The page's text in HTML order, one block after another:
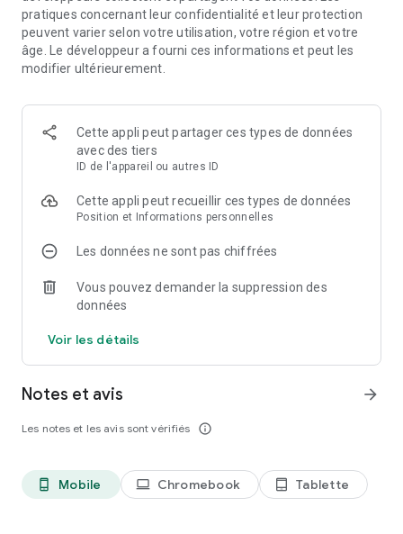
find a station or podcast;
- add a station or podcast to your favorites list;
- set an alarm to wake up with the station you love;
- set a sleep timer to turn the app off automatically;
Bluetooth or Chromecast;
- share with friends via Social Media, SMS or Email.
- Mytuner App lets you Tune In to all Live Radio Stations, even
if they are AM or FM or Com, Free radio stations. It is like a
20.000 US radio stations:
Back to the 80's Radio
Amercica's Country
KBUE Que Buena
America's Greatest 70s Hits
Soft Rock Radio
Chilltrax
60's, 70's, 80's
100 Hip Hop and RNB FM
Smooth Jazz
pratiques concernant leur confidentialité et leur protection
peuvent varier selon votre utilisation, votre région et votre
âge. Le développeur a fourni ces informations et peut les
modifier ultérieurement.
Cette appli peut partager ces types de données
avec des tiers
ID de l'appareil ou autres ID
Cette appli peut recueillir ces types de données
Position et Informations personnelles
Les données ne sont pas chiffrées
Vous pouvez demander la suppression des
données
Voir les détails
Notes et avis
Les notes et les avis sont vérifiés info_outline
arrow_forward
phone_android Mobile laptop Chromebook tablet_android Tablette